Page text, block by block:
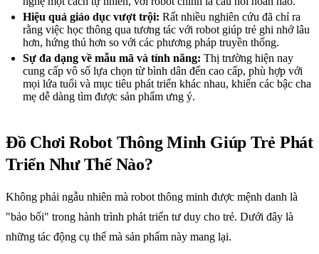
Hiệu quả giáo dục vượt trội: Rất nhiều nghiên cứu đã chỉ ra
rằng việc học thông qua tương tác với robot giúp trẻ ghi nhớ lâu
hơn, hứng thú hơn so với các phương pháp truyền thống.
Sự đa dạng về mẫu mã và tính năng: Thị trường hiện nay
cung cấp vô số lựa chọn từ bình dân đến cao cấp, phù hợp với
mọi lứa tuổi và mục tiêu phát triển khác nhau, khiến các bậc cha
mẹ dễ dàng tìm được sản phẩm ưng ý.
Đồ Chơi Robot Thông Minh Giúp Trẻ Phát
Triển Như Thế Nào?
Không phải ngẫu nhiên mà robot thông minh được mệnh danh là
"bảo bối" trong hành trình phát triển tư duy cho trẻ. Dưới đây là
những tác động cụ thể mà sản phẩm này mang lại.